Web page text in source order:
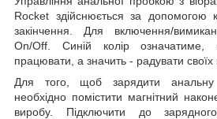
Rocket здійснюється за допомогою
закінчення. Для включення/
On/Off. Синій колір означатиме,
працювати, а значить - радувати своїх
Для того, щоб зарядити анальну
необхідно помістити магнітний
виробу. Підключити до